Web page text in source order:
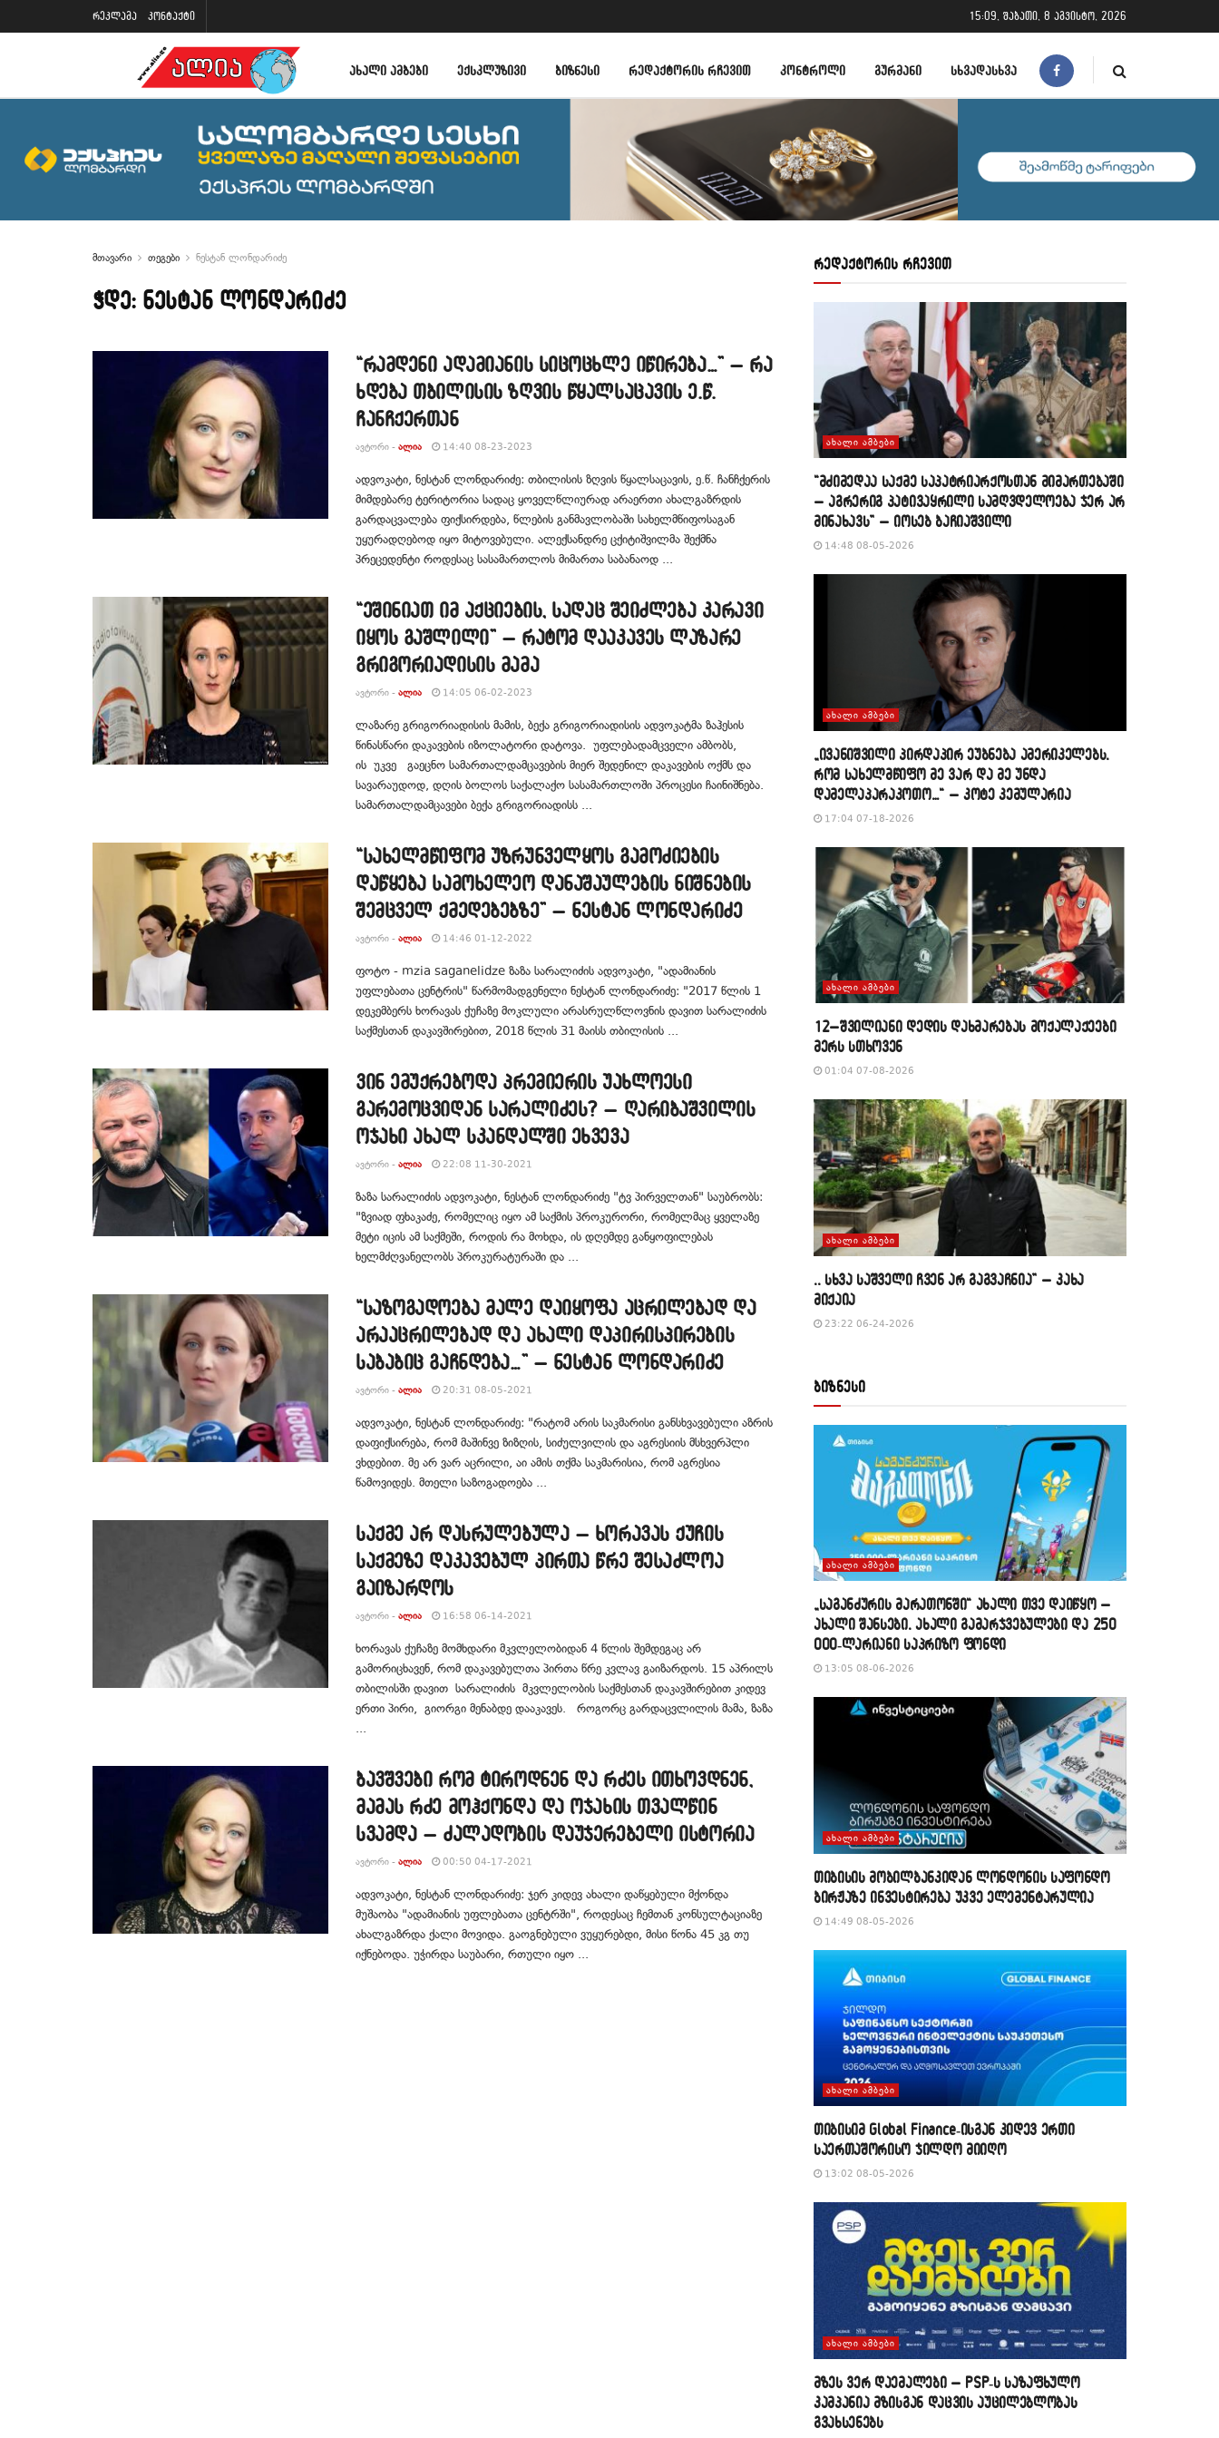
რეკლამა კონტაქტი 15:09, შაბათი, 8 აგვისტო, 2026
ᲐᲮᲐᲚᲘ ᲐᲛᲑᲔᲑᲘ ᲔᲥᲡᲙᲚᲣᲖᲘᲕᲘ ᲑᲘᲖᲜᲔᲡᲘ ᲠᲔᲓᲐᲥᲢᲝᲠᲘᲡ ᲠᲩᲔᲕᲘᲗ ᲙᲝᲜᲢᲠᲝᲚᲘ ᲒᲣᲠᲛᲐᲜᲘ ᲡᲮᲕᲐᲓᲐᲡᲮᲕᲐ
მთავარი თეგები ნესტან ლონდარიძე
ჭდე: ნესტან ლონდარიძე
“რამდენი ადამიანის სიცოცხლე იწირება…” – რა
ხდება თბილისის ზღვის წყალსაცავის ე.წ.
ჩანჩქერთან
ᲐᲕᲢᲝᲠᲘ - ᲐᲚᲘᲐ 14:40 08-23-2023
ადვოკატი, ნესტან ლონდარიძე: თბილისის ზღვის წყალსაცავის, ე.წ. ჩანჩქერის
მიმდებარე ტერიტორია სადაც ყოველწლიურად არაერთი ახალგაზრდის
გარდაცვალება ფიქსირდება, წლების განმავლობაში სახელმწიფოსაგან
უყურადღებოდ იყო მიტოვებული. ალექსანდრე ცქიტიშვილმა შექმნა
პრეცედენტი როდესაც სასამართლოს მიმართა საბანაოდ ...
“ეშინიათ იმ აქციების, სადაც შეიძლება კარავი
იყოს გაშლილი” – რატომ დააკავეს ლაზარე
გრიგორიადისის მამა
ᲐᲕᲢᲝᲠᲘ - ᲐᲚᲘᲐ 14:05 06-02-2023
ლაზარე გრიგორიადისის მამის, ბექა გრიგორიადისის ადვოკატმა ზაჰესის
წინასწარი დაკავების იზოლატორი დატოვა. უფლებადამცველი ამბობს,
ის უკვე გაეცნო სამართალდამცავების მიერ შედენილ დაკავების ოქმს და
სავარაუდოდ, დღის ბოლოს საქალაქო სასამართლოში პროცესი ჩაინიშნება.
სამართალდამცავები ბექა გრიგორიადისს ...
“სახელმწიფომ უზრუნველყოს გამოძიების
დაწყება სამოხელეო დანაშაულების ნიშნების
შემცველ ქმედებებზე” – ნესტან ლონდარიძე
ᲐᲕᲢᲝᲠᲘ - ᲐᲚᲘᲐ 14:46 01-12-2022
ფოტო - mzia saganelidze ზაზა სარალიძის ადვოკატი, "ადამიანის
უფლებათა ცენტრის" წარმომადგენელი ნესტან ლონდარიძე: "2017 წლის 1
დეკემბერს ხორავას ქუჩაზე მოკლული არასრულწლოვნის დავით სარალიძის
საქმესთან დაკავშირებით, 2018 წლის 31 მაისს თბილისის ...
ვინ ემუქრებოდა პრემიერის უახლოესი
გარემოცვიდან სარალიძეს? – ღარიბაშვილის
ოჯახი ახალ სკანდალში ეხვევა
ᲐᲕᲢᲝᲠᲘ - ᲐᲚᲘᲐ 22:08 11-30-2021
ზაზა სარალიძის ადვოკატი, ნესტან ლონდარიძე "ტვ პირველთან" საუბრობს:
"ზვიად ფხაკაძე, რომელიც იყო ამ საქმის პროკურორი, რომელმაც ყველაზე
მეტი იცის ამ საქმეში, როდის რა მოხდა, ის დღემდე განყოფილებას
ხელმძღვანელობს პროკურატურაში და ...
“საზოგადოება მალე დაიყოფა აცრილებად და
არააცრილებად და ახალი დაპირისპირების
საბაბიც გაჩნდება…” – ნესტან ლონდარიძე
ᲐᲕᲢᲝᲠᲘ - ᲐᲚᲘᲐ 20:31 08-05-2021
ადვოკატი, ნესტან ლონდარიძე: "რატომ არის საკმარისი განსხვავებული აზრის
დაფიქსირება, რომ მაშინვე ზიზღის, სიძულვილის და აგრესიის მსხვერპლი
ვხდებით. მე არ ვარ აცრილი, აი ამის თქმა საკმარისია, რომ აგრესია
წამოვიდეს. მთელი საზოგადოება ...
საქმე არ დასრულებულა – ხორავას ქუჩის
საქმეზე დაკავებულ პირთა წრე შესაძლოა
გაიზარდოს
ᲐᲕᲢᲝᲠᲘ - ᲐᲚᲘᲐ 16:58 06-14-2021
ხორავას ქუჩაზე მომხდარი მკვლელობიდან 4 წლის შემდეგაც არ
გამორიცხავენ, რომ დაკავებულთა პირთა წრე კვლავ გაიზარდოს. 15 აპრილს
თბილისში დავით სარალიძის მკვლელობის საქმესთან დაკავშირებით კიდევ
ერთი პირი, გიორგი მენაბდე დააკავეს. როგორც გარდაცვლილის მამა, ზაზა
ბავშვები რომ ტიროდნენ და რძეს ითხოვდნენ,
მამას რძე მოჰქონდა და ოჯახის თვალწინ
სვამდა – ძალადობის დაუჯერებელი ისტორია
ᲐᲕᲢᲝᲠᲘ - ᲐᲚᲘᲐ 00:50 04-17-2021
ადვოკატი, ნესტან ლონდარიძე: ჯერ კიდევ ახალი დაწყებული მქონდა
მუშაობა "ადამიანის უფლებათა ცენტრში", როდესაც ჩემთან კონსულტაციაზე
ახალგაზრდა ქალი მოვიდა. გაოგნებული ვუყურებდი, მისი წონა 45 კგ თუ
იქნებოდა. უჭირდა საუბარი, რთული იყო ...
რედაქტორის რჩევით
ᲐᲮᲐᲚᲘ ᲐᲛᲑᲔᲑᲘ
“მძიმედაა საქმე საპატრიარქოსთან მიმართებაში
– აგრერიგ პატივაყრილი სამღვდელოება ჯერ არ
მინახავს” – იოსებ ბაჩიაშვილი
14:48 08-05-2026
ᲐᲮᲐᲚᲘ ᲐᲛᲑᲔᲑᲘ
„ივანიშვილი პირდაპირ ეუბნება ამერიკელებს,
რომ სახელმწიფო მე ვარ და მე უნდა
დამელაპარაკოთო…“ – კოტე კემულარია
17:04 07-18-2026
ᲐᲮᲐᲚᲘ ᲐᲛᲑᲔᲑᲘ
12–შვილიანი დედის დახმარებას მოქალაქეები
მერს სთხოვენ
01:04 07-08-2026
ᲐᲮᲐᲚᲘ ᲐᲛᲑᲔᲑᲘ
,, სხვა საშველი ჩვენ არ გაგვაჩნია” – კახა
მიქაია
23:22 06-24-2026
ბიზნესი
ᲐᲮᲐᲚᲘ ᲐᲛᲑᲔᲑᲘ
„საგანძურის მარათონში“ ახალი თვე დაიწყო –
ახალი შანსები, ახალი გამარჯვებულები და 250
000-ლარიანი საპრიზო ფონდი
13:05 08-06-2026
ᲐᲮᲐᲚᲘ ᲐᲛᲑᲔᲑᲘ
თიბისის მობილბანკიდან ლონდონის საფონდო
ბირჟაზე ინვესტირება უკვე ელემენტარულია
14:49 08-05-2026
ᲐᲮᲐᲚᲘ ᲐᲛᲑᲔᲑᲘ
თიბისიმ Global Finance-ისგან კიდევ ერთი
საერთაშორისო ჯილდო მიიღო
13:02 08-05-2026
ᲐᲮᲐᲚᲘ ᲐᲛᲑᲔᲑᲘ
მზეს ვერ დაემალები – PSP-ს საზაფხულო
კამპანია მზისგან დაცვის აუცილებლობას
გვახსენებს